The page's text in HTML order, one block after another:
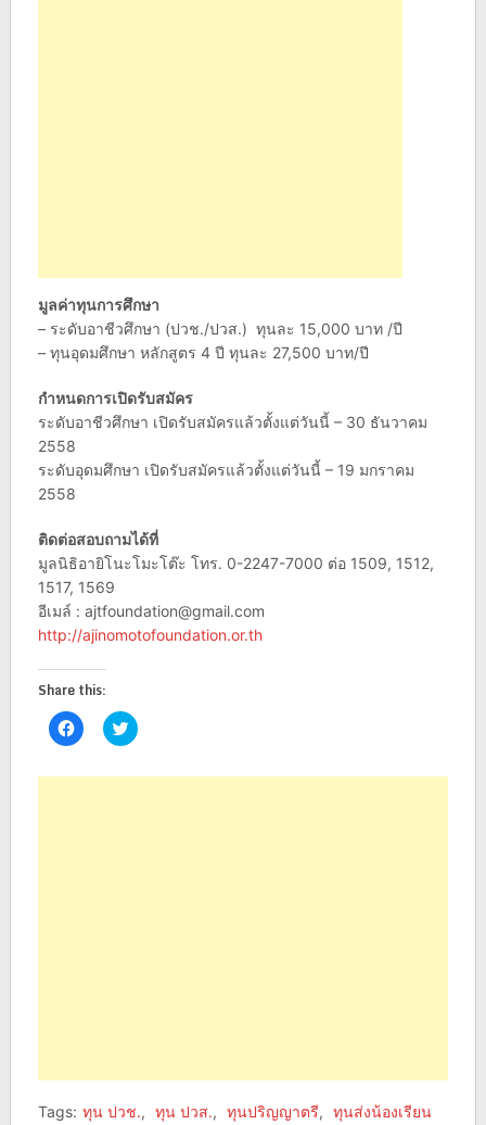
มูลค่าทุนการศึกษา
– ระดับอาชีวศึกษา (ปวช./ปวส.) ทุนละ 15,000 บาท /ปี
– ทุนอุดมศึกษา หลักสูตร 4 ปี ทุนละ 27,500 บาท/ปี
กำหนดการเปิดรับสมัคร
ระดับอาชีวศึกษา เปิดรับสมัครแล้วตั้งแต่วันนี้ – 30 ธันวาคม
2558
ระดับอุดมศึกษา เปิดรับสมัครแล้วตั้งแต่วันนี้ – 19 มกราคม
2558
ติดต่อสอบถามได้ที่
มูลนิธิอายิโนะโมะโต๊ะ โทร. 0-2247-7000 ต่อ 1509, 1512,
1517, 1569
อีเมล์ : ajtfoundation@gmail.com
http://ajinomotofoundation.or.th
Share this:
Click
to
Facebook
Click
to
Twitter
Tags: ทุน ปวช., ทุน ปวส., ทุนปริญญาตรี, ทุนส่งน้องเรียน